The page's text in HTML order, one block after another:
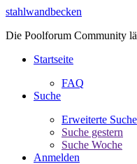
stahlwandbecken
Die Poolforum Community
Startseite
FAQ
Suche
Erweiterte Suche
Suche gestern
Suche Woche
Anmelden